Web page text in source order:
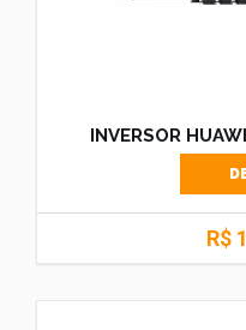
INVERSOR
R$